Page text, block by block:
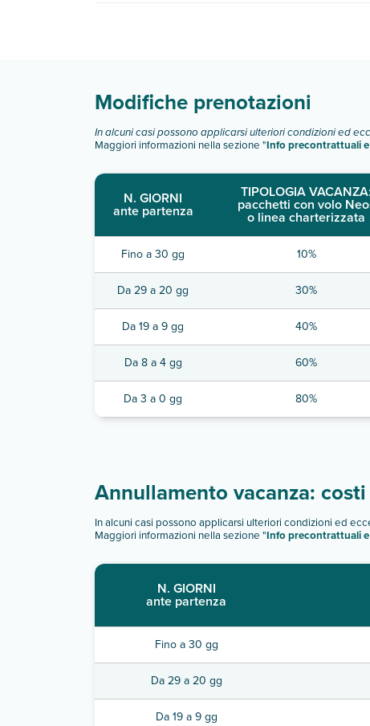
Modifiche prenotazioni
In alcuni casi possono applicarsi ulteriori condizioni ed
Maggiori informazioni nella sezione "Info precontrattuali
N. GIORNI
ante partenza
TIPOLOGIA VACANZA:
pacchetti con volo
o linea charterizzata
Fino a 30 gg 10%
Da 29 a 20 gg 30%
Da 19 a 9 gg 40%
Da 8 a 4 gg 60%
Da 3 a 0 gg 80%
Annullamento vacanza:
In alcuni casi possono applicarsi ulteriori condizioni ed
Maggiori informazioni nella sezione "Info precontrattuali
N. GIORNI
ante partenza
Fino a 30 gg
Da 29 a 20 gg
Da 19 a 9 gg